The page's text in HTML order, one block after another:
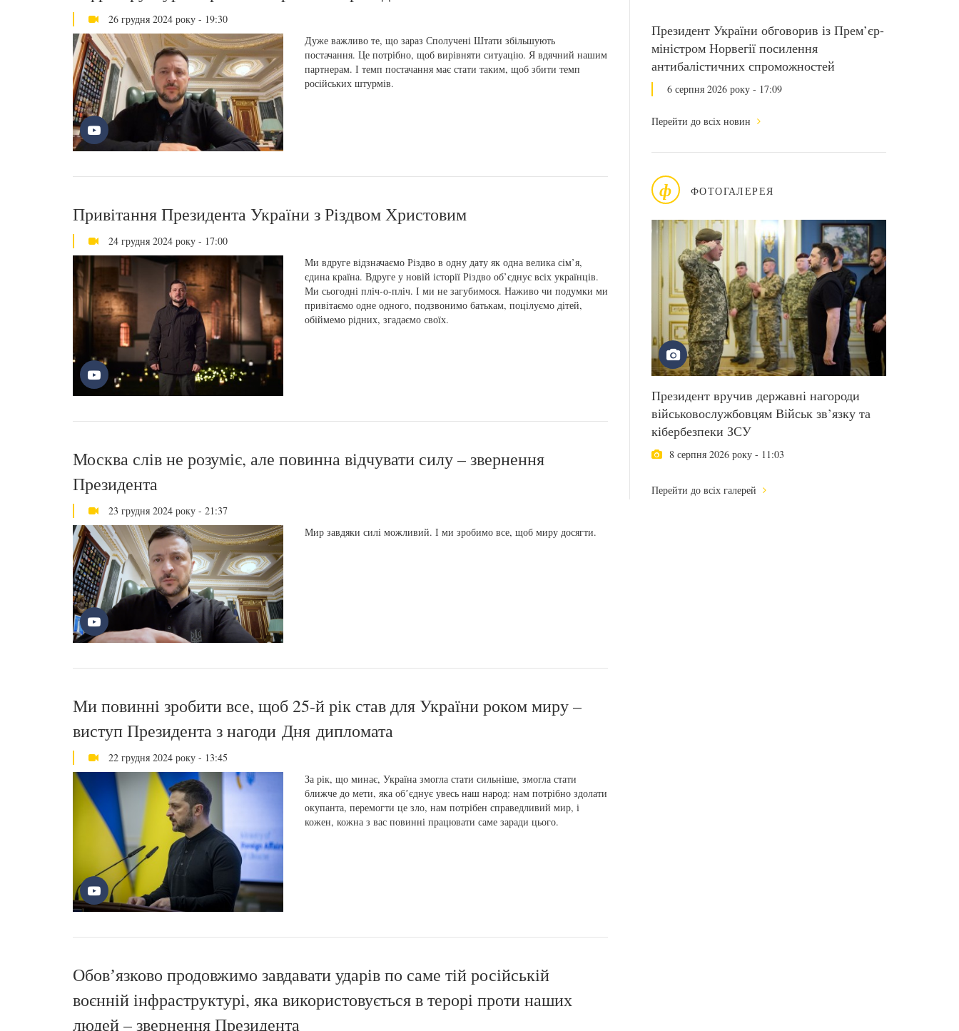
Президент України обговорив із Прем’єр-
міністром Норвегії посилення
антибалістичних спроможностей
6 серпня 2026 року - 17:09
Перейти до всіх новин
ф ФОТОГАЛЕРЕЯ
Президент вручив державні нагороди
військовослужбовцям Військ зв’язку та
кібербезпеки ЗСУ
8 серпня 2026 року - 11:03
Перейти до всіх галерей
26 грудня 2024 року - 19:30
Дуже важливо те, що зараз Сполучені Штати збільшують
постачання. Це потрібно, щоб вирівняти ситуацію. Я вдячний нашим
партнерам. І темп постачання має стати таким, щоб збити темп
російських штурмів.
Привітання Президента України з Різдвом Христовим
24 грудня 2024 року - 17:00
Ми вдруге відзначаємо Різдво в одну дату як одна велика сім’я,
єдина країна. Вдруге у новій історії Різдво об’єднує всіх українців.
Ми сьогодні пліч-о-пліч. І ми не загубимося. Наживо чи подумки ми
привітаємо одне одного, подзвонимо батькам, поцілуємо дітей,
обіймемо рідних, згадаємо своїх.
Москва слів не розуміє, але повинна відчувати силу – звернення
Президента
23 грудня 2024 року - 21:37
Мир завдяки силі можливий. І ми зробимо все, щоб миру досягти.
Ми повинні зробити все, щоб 25-й рік став для України роком миру –
виступ Президента з нагоди Дня дипломата
22 грудня 2024 року - 13:45
За рік, що минає, Україна змогла стати сильніше, змогла стати
ближче до мети, яка обʼєднує увесь наш народ: нам потрібно здолати
окупанта, перемогти це зло, нам потрібен справедливий мир, і
кожен, кожна з вас повинні працювати саме заради цього.
Обовʼязково продовжимо завдавати ударів по саме тій російській
воєнній інфраструктурі, яка використовується в терорі проти наших
людей – звернення Президента